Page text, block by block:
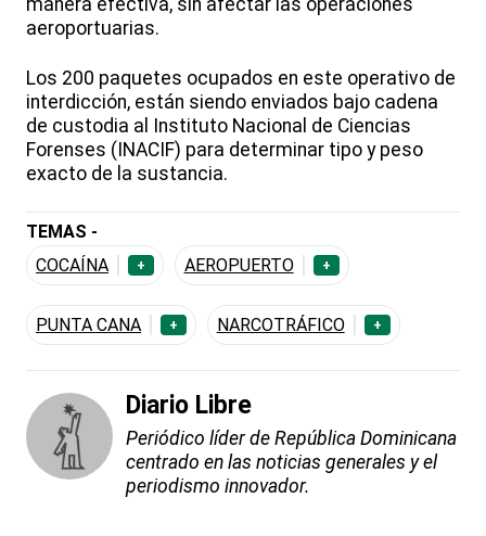
manera efectiva, sin afectar las operaciones
aeroportuarias.
Los 200 paquetes ocupados en este operativo de
interdicción, están siendo enviados bajo cadena
de custodia al Instituto Nacional de Ciencias
Forenses (INACIF) para determinar tipo y peso
exacto de la sustancia.
TEMAS -
COCAÍNA
+ AEROPUERTO +
PUNTA CANA + NARCOTRÁFICO +
Diario Libre
Periódico líder de República Dominicana
centrado en las noticias generales y el
periodismo innovador.